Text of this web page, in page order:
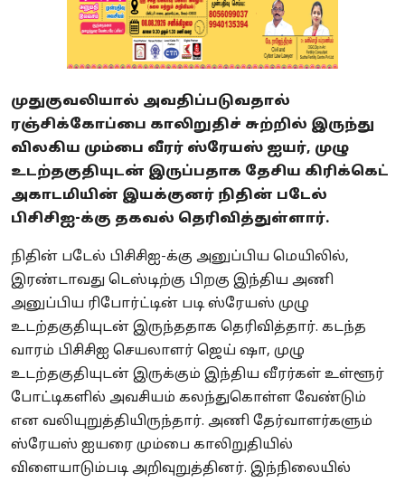
முதுகுவலியால் அவதிப்படுவதால்
ரஞ்சிக்கோப்பை காலிறுதிச் சுற்றில் இருந்து
விலகிய மும்பை வீரர் ஸ்ரேயஸ் ஐயர், முழு
உடற்தகுதியுடன் இருப்பதாக தேசிய கிரிக்கெட்
அகாடமியின் இயக்குனர் நிதின் படேல்
பிசிசிஐ-க்கு தகவல் தெரிவித்துள்ளார்.
நிதின் படேல் பிசிசிஐ-க்கு அனுப்பிய மெயிலில்,
இரண்டாவது டெஸ்டிற்கு பிறகு இந்திய அணி
அனுப்பிய ரிபோர்ட்டின் படி ஸ்ரேயஸ் முழு
உடற்தகுதியுடன் இருந்ததாக தெரிவித்தார். கடந்த
வாரம் பிசிசிஐ செயலாளர் ஜெய் ஷா, முழு
உடற்தகுதியுடன் இருக்கும் இந்திய வீரர்கள் உள்ளூர்
போட்டிகளில் அவசியம் கலந்துகொள்ள வேண்டும்
என வலியுறுத்தியிருந்தார். அணி தேர்வாளர்களும்
ஸ்ரேயஸ் ஐயரை மும்பை காலிறுதியில்
விளையாடும்படி அறிவுறுத்தினர். இந்நிலையில்